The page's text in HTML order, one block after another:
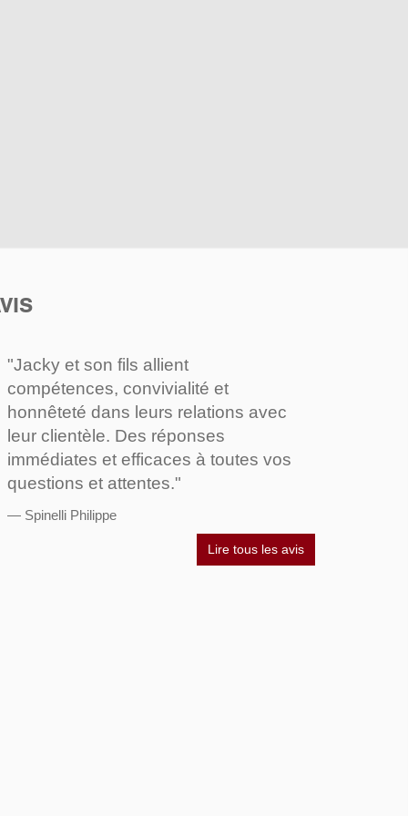
"Jacky et son fils allient
compétences, convivialité et
honnêteté dans leurs relations avec
leur clientèle. Des réponses
immédiates et efficaces à toutes vos
questions et attentes."
Spinelli Philippe
Lire tous les avis